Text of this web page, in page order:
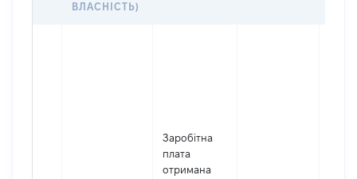
ВЛАСНІСТЬ)
Заробітна
плата
отримана